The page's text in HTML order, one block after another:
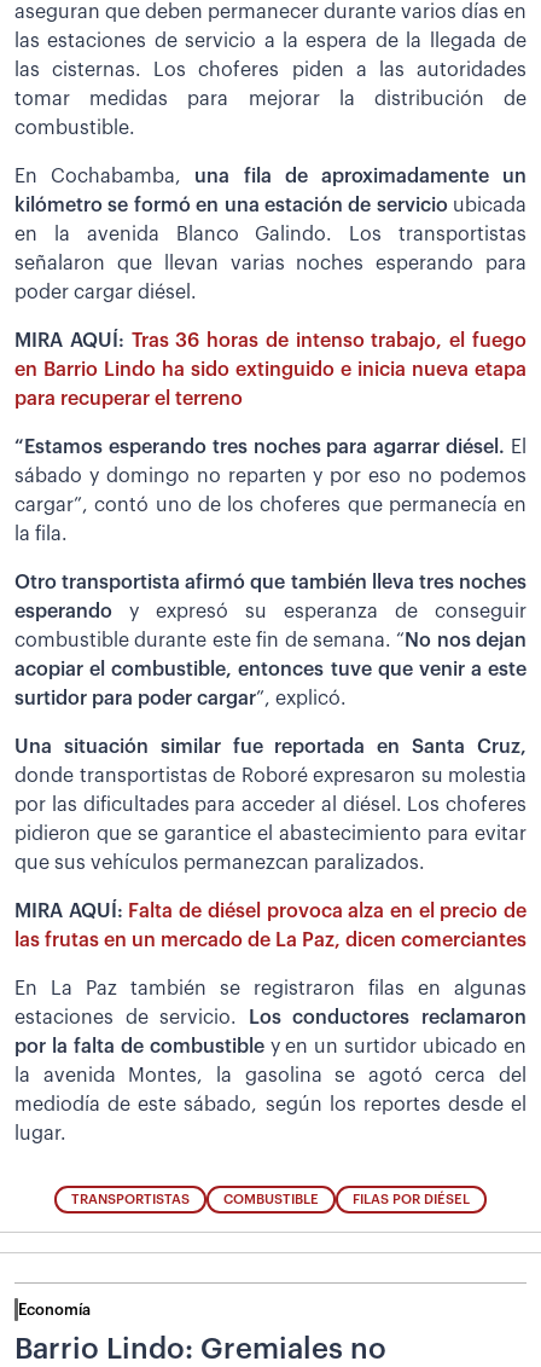
aseguran que deben permanecer durante varios días en
las estaciones de servicio a la espera de la llegada de
las cisternas. Los choferes piden a las autoridades
tomar medidas para mejorar la distribución de
combustible.
En Cochabamba, una fila de aproximadamente un
kilómetro se formó en una estación de servicio ubicada
en la avenida Blanco Galindo. Los transportistas
señalaron que llevan varias noches esperando para
poder cargar diésel.
MIRA AQUÍ: Tras 36 horas de intenso trabajo, el fuego
en Barrio Lindo ha sido extinguido e inicia nueva etapa
para recuperar el terreno
“Estamos esperando tres noches para agarrar diésel. El
sábado y domingo no reparten y por eso no podemos
cargar”, contó uno de los choferes que permanecía en
la fila.
Otro transportista afirmó que también lleva tres noches
esperando y expresó su esperanza de conseguir
combustible durante este fin de semana. “ No nos dejan
acopiar el combustible, entonces tuve que venir a este
surtidor para poder cargar”, explicó.
Una situación similar fue reportada en Santa Cruz,
donde transportistas de Roboré expresaron su molestia
por las dificultades para acceder al diésel. Los choferes
pidieron que se garantice el abastecimiento para evitar
que sus vehículos permanezcan paralizados.
MIRA AQUÍ: Falta de diésel provoca alza en el precio de
las frutas en un mercado de La Paz, dicen comerciantes
En La Paz también se registraron filas en algunas
estaciones de servicio.
Los conductores reclamaron
por la falta de combustibley en un surtidor ubicado en
la avenida Montes, la gasolina se agotó cerca del
mediodía de este sábado, según los reportes desde el
lugar.
TRANSPORTISTAS COMBUSTIBLE FILAS POR DIÉSEL
Economía
Barrio Lindo: Gremiales no